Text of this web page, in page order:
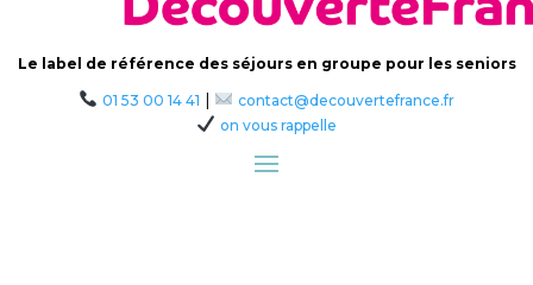
Le label de référence des séjours en groupe pour les seniors
01 53 00 14 41 |
contact@decouvertefrance.fr
on vous rappelle